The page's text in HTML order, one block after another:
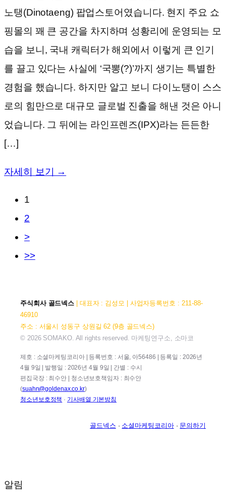
노탱(Dinotaeng) 팝업스토어였습니다. 현지 주요 쇼
핑몰의 꽤 큰 공간을 차지하며 성황리에 운영되는 모
습을 보니, 국내 캐릭터가 해외에서 이렇게 큰 인기
를 끌고 있다는 사실에 ‘국뽕(?)’까지 생기는 특별한
경험을 했습니다. 하지만 알고 보니 다이노탱이 스스
로의 힘만으로 대규모 글로벌 진출을 해낸 것은 아니
었습니다. 그 뒤에는 라인프렌즈(IPX)라는 든든한
[…]
자세히 보기 →
1
2
>
>>
주식회사 골드넥스 | 대표자 : 김성모 | 사업자등록번호 : 211-88-
46910
주소 : 서울시 성동구 상원길 62 (9층 골드넥스)
© 2026 SOMAKO. All rights reserved. 마케팅연구소, 소마코
제호 : 소셜마케팅코리아 | 등록번호 : 서울, 아56486 | 등록일 : 2026년
4월 9일 | 발행일 : 2026년 4월 9일 | 간별 : 수시
편집국장 : 최수안 | 청소년보호책임자 : 최수안
(suahn@goldenax.co.kr)
청소년보호정책 · 기사배열 기본방침
골드넥스 · 소셜마케팅코리아· 문의하기
알림